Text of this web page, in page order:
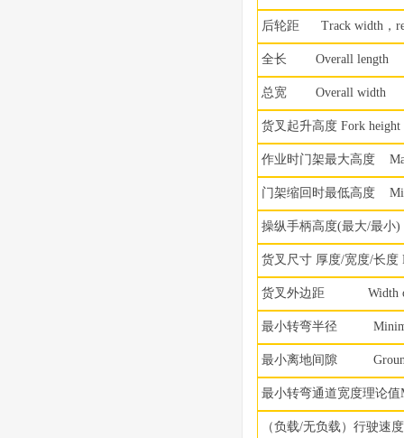
后轮距 Track width ，
全长 Overall length
总宽 Overall width
货叉起升高度 Fork height
作业时门架最大高度
门架缩回时最低高度
操纵手柄高度(最大/最小)
货叉尺寸 厚度/宽度/长度
货叉外边距 Width
最小转弯半径
最小离地间隙 Ground
最小转弯通道宽度理论值
（负载/无负载）行驶速度